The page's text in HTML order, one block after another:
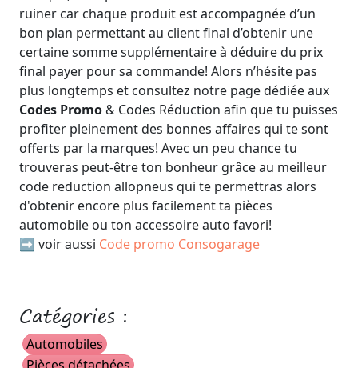
ruiner car chaque produit est accompagnée d’un
bon plan permettant au client final d’obtenir une
certaine somme supplémentaire à déduire du prix
final payer pour sa commande! Alors n’hésite pas
plus longtemps et consultez notre page dédiée aux
Codes Promo& Codes Réduction afin que tu puisses
profiter pleinement des bonnes affaires qui te sont
offerts par la marques! Avec un peu chance tu
trouveras peut-être ton bonheur grâce au meilleur
code reduction allopneus qui te permettras alors
d'obtenir encore plus facilement ta pièces
automobile ou ton accessoire auto favori!
➡️ voir aussi Code promo Consogarage
Catégories :
Automobiles